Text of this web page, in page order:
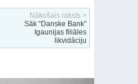
Nākošais raksts >
Sāk “Danske Bank”
Igaunijas filiāles
likvidāciju